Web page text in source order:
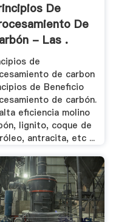
De
De
- Las .
de
de carbon
de Beneficio
de carbón.
eficiencia molino
lignito, coque de
antracita, etc ...